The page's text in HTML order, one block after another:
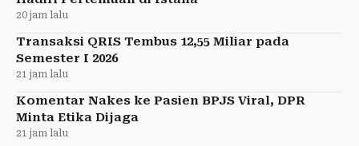
20 jam lalu
Transaksi QRIS Tembus 12,55 Miliar pada
Semester I 2026
21 jam lalu
Komentar Nakes ke Pasien BPJS Viral, DPR
Minta Etika Dijaga
21 jam lalu